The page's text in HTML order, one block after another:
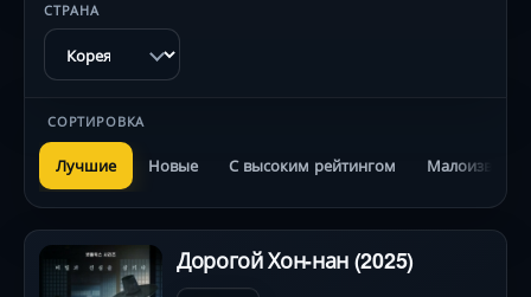
СТРАНА
СОРТИРОВКА
Лучшие Новые С высоким рейтингом
Дорогой Хон-нан (2025)